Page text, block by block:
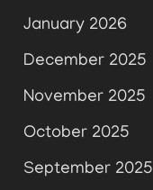
January 2026
December 2025
November 2025
October 2025
September 2025